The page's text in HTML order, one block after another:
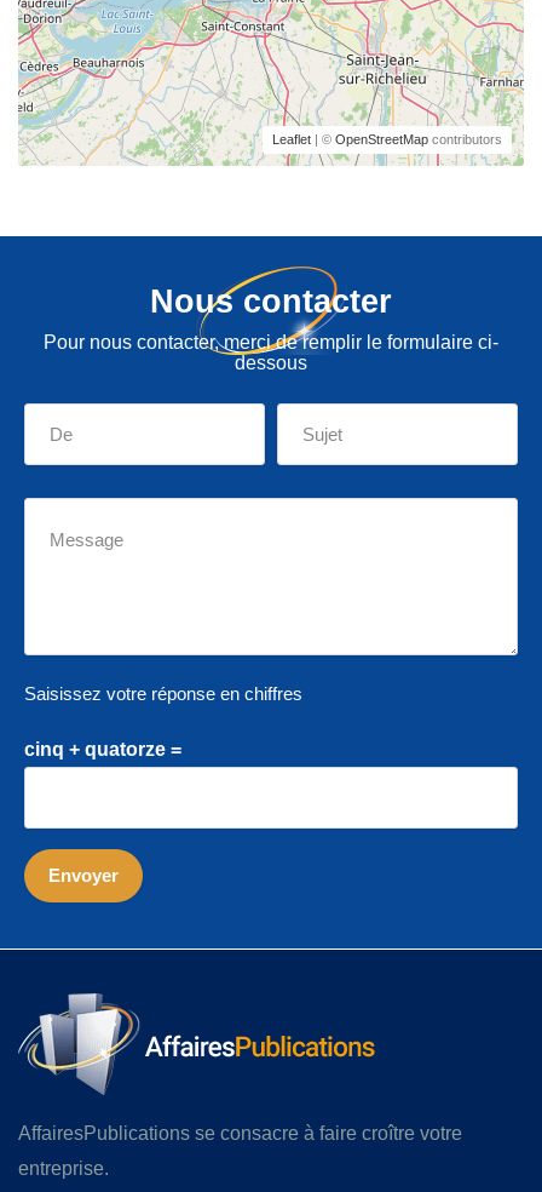
Leaflet | © OpenStreetMap contributors
Nous contacter
Pour nous contacter, merci de remplir le formulaire ci-
dessous
Saisissez votre réponse en chiffres
cinq + quatorze =
AffairesPublications se consacre à faire croître votre
entreprise.